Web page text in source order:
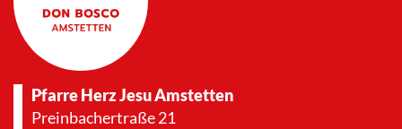
Pfarre Herz Jesu Amstetten
Preinbachertraße 21